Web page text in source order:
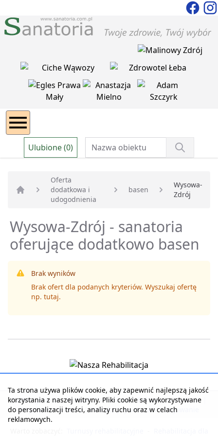
Ulubione (0)
Strona główna
Oferta
dodatkowa i
udogodnienia
basen
Wysowa-
Zdrój
Wysowa-Zdrój - sanatoria
oferujące dodatkowo basen
Brak wyników
Brak ofert dla podanych kryteriów. Wyszukaj ofertę
np. tutaj.
Strona główna | Kontakt z serwisem | Reklama w serwisie
Regulamin serwisu | Polityka prywatności | Logowanie
Ta strona używa plików cookie, aby zapewnić najlepszą jakość
korzystania z naszej witryny. Pliki cookie są wykorzystywane
do personalizacji treści, analizy ruchu oraz w celach
reklamowych.